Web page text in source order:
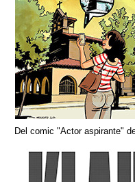
Del comic "Actor aspirante"